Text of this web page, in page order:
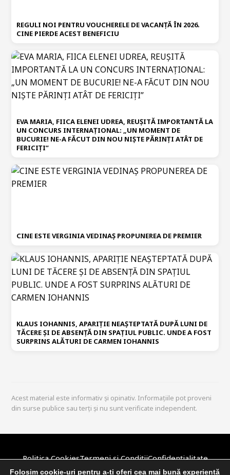
REGULI NOI PENTRU VOUCHERELE DE VACANȚĂ ÎN 2026.
CINE PIERDE ACEST BENEFICIU
EVA MARIA, FIICA ELENEI UDREA, REUȘITĂ IMPORTANTĂ LA
UN CONCURS INTERNAȚIONAL: „UN MOMENT DE
BUCURIE! NE-A FĂCUT DIN NOU NIȘTE PĂRINȚI ATÂT DE
FERICIȚI”
CINE ESTE VERGINIA VEDINAȘ PROPUNEREA DE PREMIER
KLAUS IOHANNIS, APARIȚIE NEAȘTEPTATĂ DUPĂ LUNI DE
TĂCERE ȘI DE ABSENȚĂ DIN SPAȚIUL PUBLIC. UNDE A FOST
SURPRINS ALĂTURI DE CARMEN IOHANNIS
Acest material este informativ și opinativ. Informațiile pot proveni
din surse publice sau terți și nu sunt verificate independent.
Politica CookiesTermeni și CondițiiConfidențialitate
DisclaimerPolitica EditorialăDMCA / CopyrightDespre Noi
Folosim cookie-uri pentru a-ți oferi cea mai bună experiență